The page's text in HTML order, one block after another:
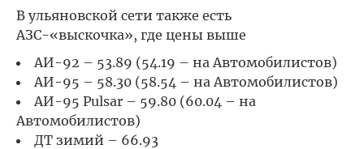
В ульяновской сети также есть
АЗС-«выскочка», где цены выше
АИ-92 – 53.89 (54.19 – на Автомобилистов)
АИ-95 – 58.30 (58.54 – на Автомобилистов)
АИ-95 Pulsar – 59.80 (60.04 – на
Автомобилистов)
ДТ зимий – 66.93